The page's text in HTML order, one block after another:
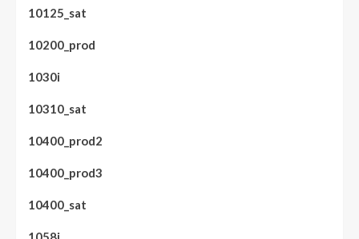
10125_sat
10200_prod
1030i
10310_sat
10400_prod2
10400_prod3
10400_sat